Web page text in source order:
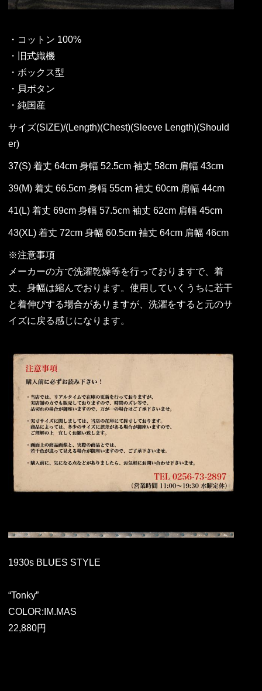
・コットン 100%
・旧式織機
・ボックス型
・貝ボタン
・純国産
サイズ(SIZE)/(Length)(Chest)(Sleeve Length)(Should
er)
37(S) 着丈 64cm 身幅 52.5cm 袖丈 58cm 肩幅 43cm
39(M) 着丈 66.5cm 身幅 55cm 袖丈 60cm 肩幅 44cm
41(L) 着丈 69cm 身幅 57.5cm 袖丈 62cm 肩幅 45cm
43(XL) 着丈 72cm 身幅 60.5cm 袖丈 64cm 肩幅 46cm
※注意事項
メーカーの方で洗濯乾燥等を行っておりますで、着
丈、身幅は縮んでおります。使用していくうちに若干
と着伸びする場合がありますが、洗濯をすると元のサ
イズに戻る感じになります。
1930s BLUES STYLE
“Tonky”
COLOR:IM.MAS
22,880円